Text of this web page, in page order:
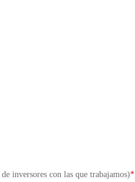
inversores con las que trabajamos)*